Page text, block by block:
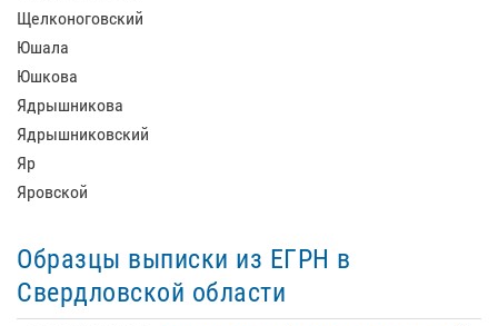
Щелконоговский
Юшала
Юшкова
Ядрышникова
Ядрышниковский
Яр
Яровской
Образцы выписки из ЕГРН в
Свердловской области